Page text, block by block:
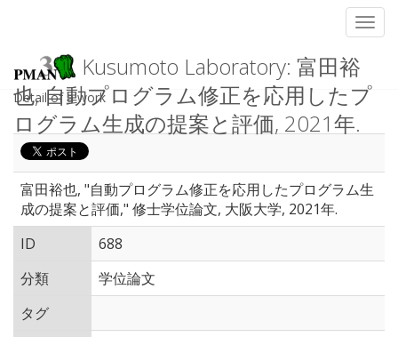
Kusumoto Laboratory: 富田裕
也, 自動プログラム修正を応用したプ
ログラム生成の提案と評価, 2021年.
Detail of a work
富田裕也, "自動プログラム修正を応用したプログラム生
成の提案と評価," 修士学位論文, 大阪大学, 2021年.
ID
688
分類
学位論文
タグ